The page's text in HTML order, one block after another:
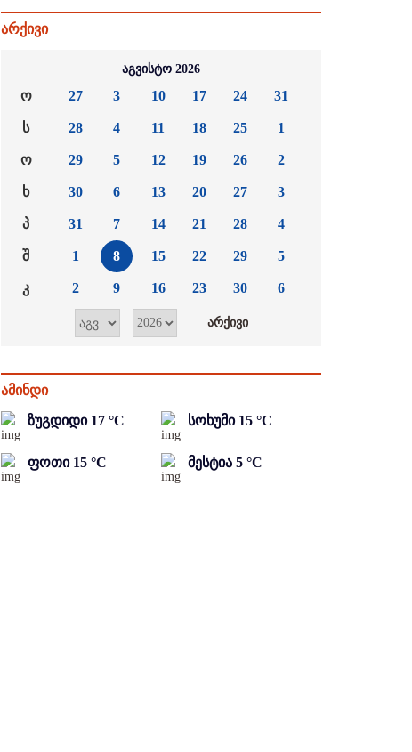
არქივი
აგვისტო 2026
ო
ს
ო
ხ
პ
შ
კ
27
28
29
30
31
1
2
3
4
5
6
7
8
9
10
11
12
13
14
15
16
17
18
19
20
21
22
23
24
25
26
27
28
29
30
31
1
2
3
4
5
6
ამინდი
ზუგდიდი 17 °C სოხუმი 15 °C
ფოთი 15 °C მესტია 5 °C